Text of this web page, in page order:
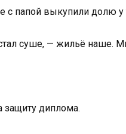
папой выкупили долю у
суше, — жильё наше.
защиту диплома.